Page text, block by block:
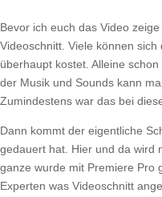
Bevor ich euch das Video
Videoschnitt. Viele können
überhaupt kostet. Alleine
der Musik und Sounds kann
Zumindestens war das bei
Dann kommt der eigentliche
gedauert hat. Hier und da wird
ganze wurde mit Premiere Pro
Experten was Videoschnitt